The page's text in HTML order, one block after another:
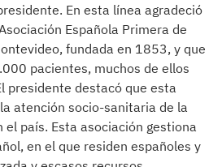
En esta línea agradeció
Española Primera de
fundada en 1853, y que
pacientes, muchos de ellos
presidente destacó que esta
atención socio-sanitaria de la
el país. Esta asociación gestiona
en el que residen españoles y